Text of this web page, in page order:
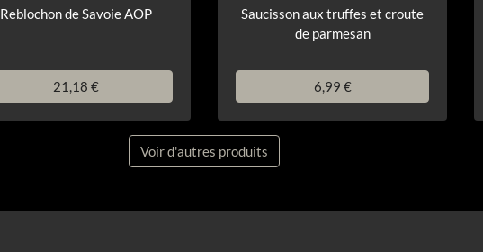
Reblochon de Savoie AOP
21,18 €
Saucisson aux truffes et croute
de parmesan
6,99 €
Voir d'autres produits